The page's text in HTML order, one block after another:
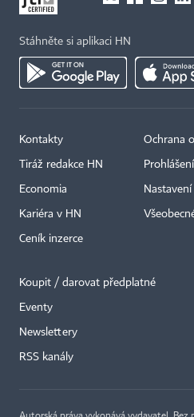
Stáhněte si aplikaci HN
Kontakty
Tiráž redakce HN
Economia
Kariéra v HN
Ceník inzerce
Ochrana
Koupit / darovat předplatné
Eventy
Newslettery
RSS kanály